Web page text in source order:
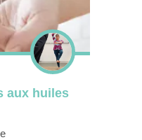
aux huiles